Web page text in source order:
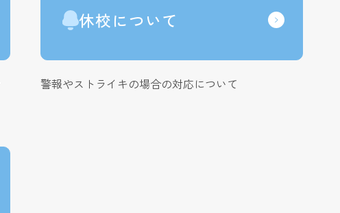
休校について
警報やストライキの場合の対応について